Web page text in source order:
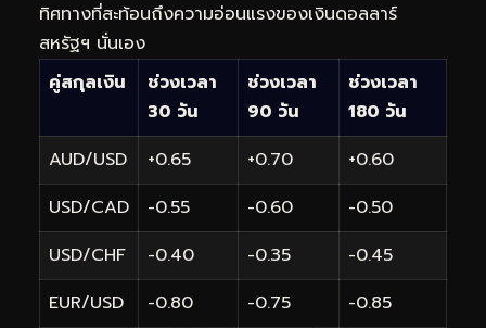
ทิศทางที่สะท้อนถึงความอ่อนแรงของเงินดอลลาร์
สหรัฐฯ นั่นเอง
คู่สกุลเงิน
ช่วงเวลา
30 วัน
ช่วงเวลา
90 วัน
ช่วงเวลา
180 วัน
AUD/USD
+0.65 +0.70
+0.60
USD/CAD
-0.55 -0.60
-0.50
USD/CHF
-0.40 -0.35
-0.45
EUR/USD
-0.80 -0.75
-0.85